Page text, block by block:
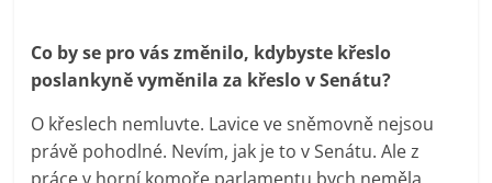
Co by se pro vás změnilo, kdybyste křeslo
poslankyně vyměnila za křeslo v Senátu?
O křeslech nemluvte. Lavice ve sněmovně nejsou
právě pohodlné. Nevím, jak je to v Senátu. Ale z